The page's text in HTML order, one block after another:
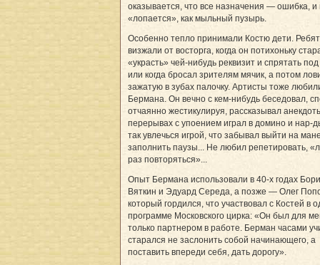
оказывается, что все назначения — ошибка, и
«лопается», как мыльный пузырь.
Особенно тепло принимали Костю дети.
визжали от восторга, когда он потихоньку
«украсть» чей-нибудь реквизит и спрятать под
или когда бросал зрителям мячик, а потом
зажатую в зубах палочку. Артисты тоже
Бермана. Он вечно с кем-нибудь беседовал,
отчаянно жестикулируя, рассказывал
перерывах с упоением играл в домино и нар-
так увлечься игрой, что забывал выйти на
заполнить паузы... Не любил репетировать,
раз повторяться»...
Опыт Бермана использовали в 40-х годах
Вяткин и Эдуард Середа, а позже — Олег
который гордился, что участвовал с Костей в
программе Московского цирка: «Он был для
только партнером в работе. Берман часами
старался не заслонить собой начинающего, а
поставить впереди себя, дать дорогу».